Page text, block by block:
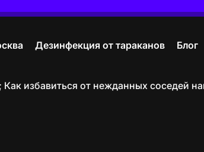
Дезинфекция от тараканов Блог
избавиться от нежданных соседей